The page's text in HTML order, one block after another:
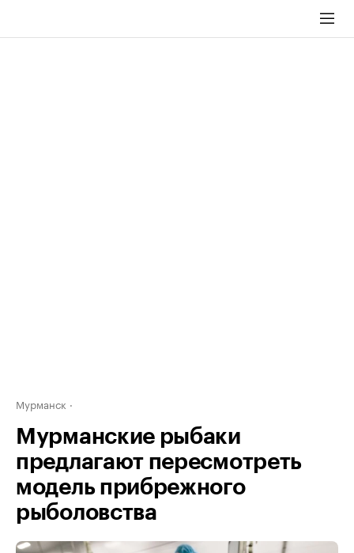
Мурманск
Мурманские рыбаки
предлагают пересмотреть
модель прибрежного
рыболовства